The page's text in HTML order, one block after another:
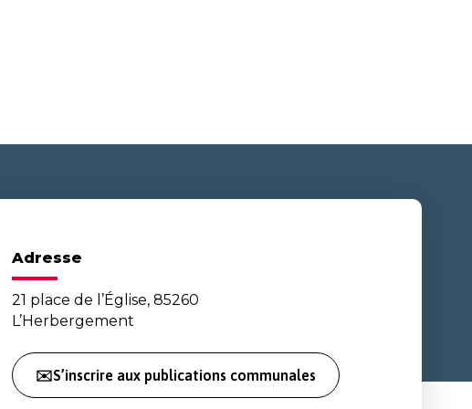
Adresse
21 place de l’Église, 85260
L’Herbergement
✉️S’inscrire aux publications communales